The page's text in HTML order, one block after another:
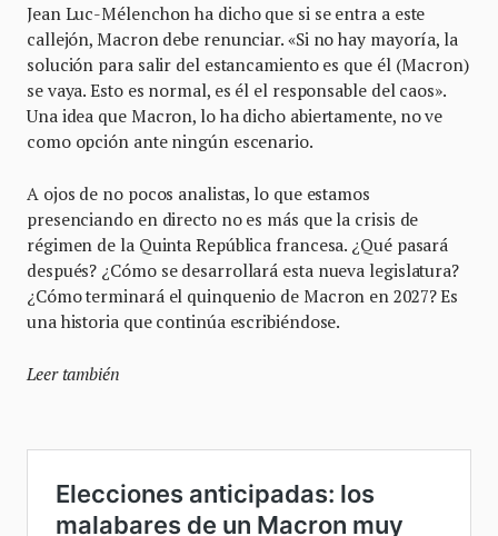
Jean Luc-Mélenchon ha dicho que si se entra a este
callejón, Macron debe renunciar. «Si no hay mayoría, la
solución para salir del estancamiento es que él (Macron)
se vaya. Esto es normal, es él el responsable del caos».
Una idea que Macron, lo ha dicho abiertamente, no ve
como opción ante ningún escenario.
A ojos de no pocos analistas, lo que estamos
presenciando en directo no es más que la crisis de
régimen de la Quinta República francesa. ¿Qué pasará
después? ¿Cómo se desarrollará esta nueva legislatura?
¿Cómo terminará el quinquenio de Macron en 2027? Es
una historia que continúa escribiéndose.
Leer también